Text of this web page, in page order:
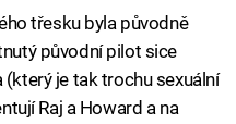
třesku byla původně
původní pilot sice
je tak trochu sexuální
Raj a Howard a na